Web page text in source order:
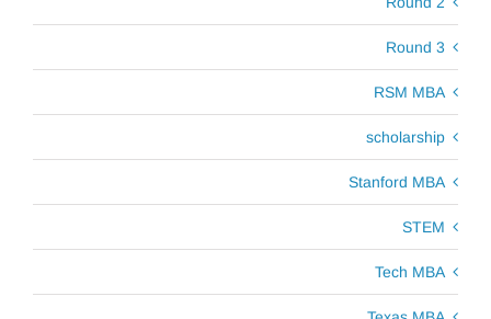
Round 3
RSM MBA
scholarship
Stanford MBA
STEM
Tech MBA